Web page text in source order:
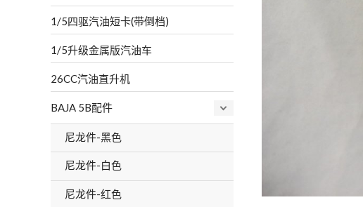
1/5四驱汽油短卡(带倒档)
1/5升级金属版汽油车
26CC汽油直升机
BAJA 5B配件
尼龙件-黑色
尼龙件-白色
尼龙件-红色